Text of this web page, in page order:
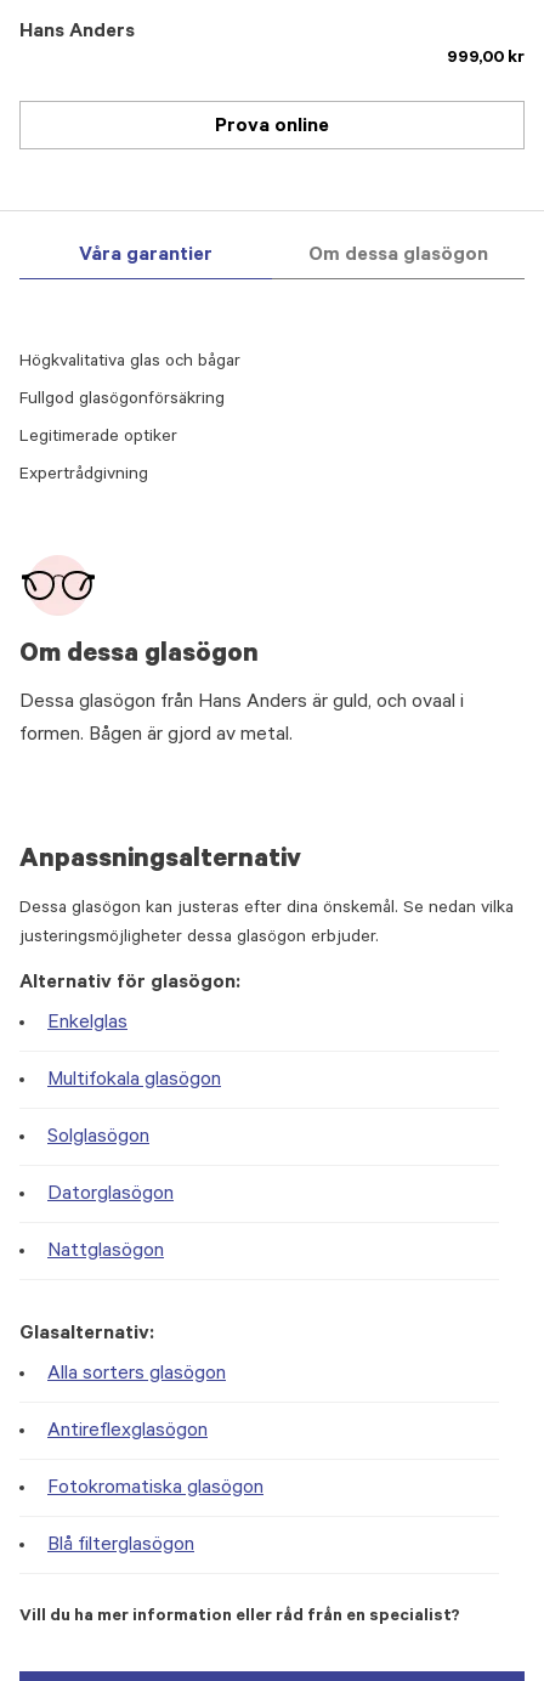
Hans Anders
999,00 kr
Prova online
Våra garantier Om dessa glasögon
Om dessa glasögon
Dessa glasögon från Hans Anders är guld, och ovaal i
formen. Bågen är gjord av metal.
Högkvalitativa glas och bågar
Fullgod glasögonförsäkring
Legitimerade optiker
Expertrådgivning
Anpassningsalternativ
Dessa glasögon kan justeras efter dina önskemål. Se nedan vilka
justeringsmöjligheter dessa glasögon erbjuder.
Alternativ för glasögon:
Enkelglas
Multifokala glasögon
Solglasögon
Datorglasögon
Nattglasögon
Glasalternativ:
Alla sorters glasögon
Antireflexglasögon
Fotokromatiska glasögon
Blå filterglasögon
Vill du ha mer information eller råd från en specialist?